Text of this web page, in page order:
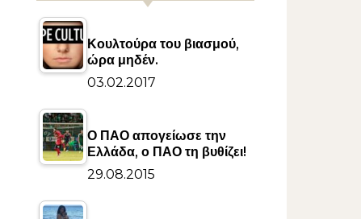
Κουλτούρα του βιασμού,
ώρα μηδέν.
03.02.2017
Ο ΠΑΟ απογείωσε την
Ελλάδα, ο ΠΑΟ τη βυθίζει!
29.08.2015